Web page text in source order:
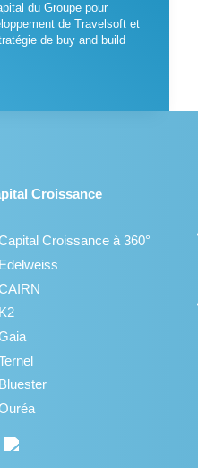
du Groupe pour
de Travelsoft et
de buy and build
Croissance
Croissance à 360°
Edelweiss
K2
Bluester